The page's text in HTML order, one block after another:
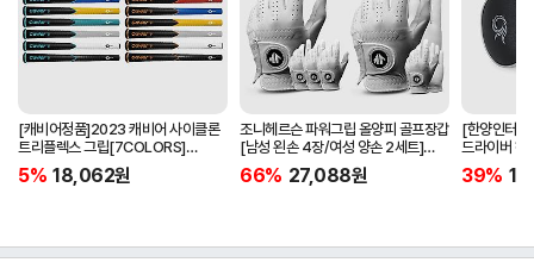
[캐비어정품]2023 캐비어 사이클론
트리플렉스 그립[7COLORS]
[라운드][39g/42g/46g/50g]
[R/S 토크]
5% 18,062원
조니헤르슨 파워그립 올양피 골프장갑
[남성 왼손 4장/여성 양손 2세트]
[화이트][케이스포함]
66% 27,088원
[한양인터
드라이버 헤
[HD-302]
39%